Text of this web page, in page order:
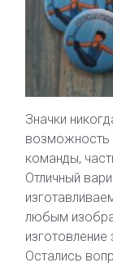
Значки
возможность
команды,
Отличный
любым
изготовление
Остались